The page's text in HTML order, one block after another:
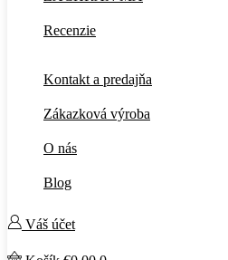
Recenzie
Kontakt a predajňa
Zákazková výroba
O nás
Blog
Váš účet